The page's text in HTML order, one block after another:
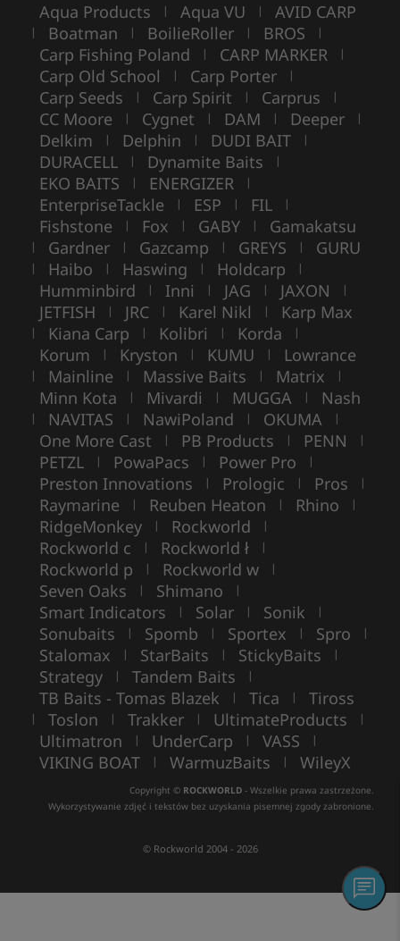
Aqua Products | Aqua VU | AVID CARP
| Boatman | BoilieRoller | BROS |
Carp Fishing Poland | CARP MARKER |
Carp Old School | Carp Porter |
Carp Seeds | Carp Spirit | Carprus |
CC Moore | Cygnet | DAM | Deeper |
Delkim | Delphin | DUDI BAIT |
DURACELL | Dynamite Baits |
EKO BAITS | ENERGIZER |
EnterpriseTackle | ESP | FIL |
Fishstone | Fox | GABY | Gamakatsu
| Gardner | Gazcamp | GREYS | GURU
| Haibo | Haswing | Holdcarp |
Humminbird | Inni | JAG | JAXON |
JETFISH | JRC | Karel Nikl | Karp Max
| Kiana Carp | Kolibri | Korda |
Korum | Kryston | KUMU | Lowrance
| Mainline | Massive Baits | Matrix |
Minn Kota | Mivardi | MUGGA | Nash
| NAVITAS | NawiPoland | OKUMA |
One More Cast | PB Products | PENN |
PETZL | PowaPacs | Power Pro |
Preston Innovations | Prologic | Pros |
Raymarine | Reuben Heaton | Rhino |
RidgeMonkey | Rockworld |
Rockworld c | Rockworld ł |
Rockworld p | Rockworld w |
Seven Oaks | Shimano |
Smart Indicators | Solar | Sonik |
Sonubaits | Spomb | Sportex | Spro |
Stalomax | StarBaits | StickyBaits |
Strategy | Tandem Baits |
TB Baits - Tomas Blazek | Tica | Tiross
| Toslon | Trakker | UltimateProducts |
Ultimatron | UnderCarp | VASS |
VIKING BOAT | WarmuzBaits | WileyX
Copyright © ROCKWORLD - Wszelkie prawa zastrzeżone.
Wykorzystywanie zdjęć i tekstów bez uzyskania pisemnej zgody zabronione.
© Rockworld 2004 - 2026